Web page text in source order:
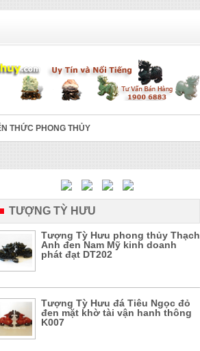
THỨC PHONG THỦY
TƯỢNG TỲ HƯU
Tượng Tỳ Hưu phong thủy Thạch
Anh đen Nam Mỹ kinh doanh
phát đạt DT202
Tượng Tỳ Hưu đá Tiêu Ngọc đỏ
đen mặt khờ tài vận hanh thông
K007